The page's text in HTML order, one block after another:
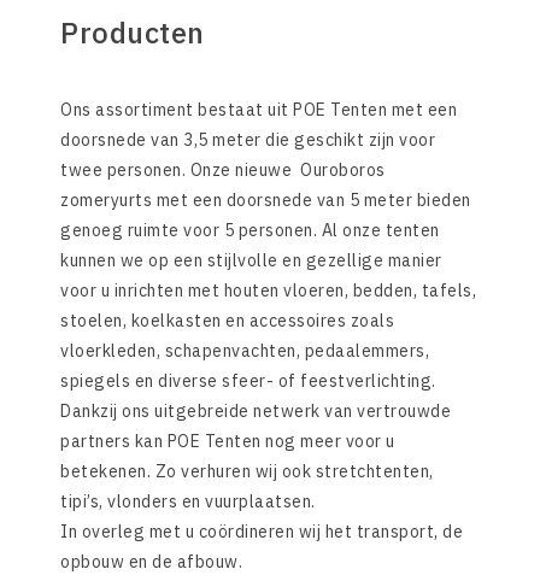
Producten
Ons assortiment bestaat uit POE Tenten met een
doorsnede van 3,5 meter die geschikt zijn voor
twee personen. Onze nieuwe Ouroboros
zomeryurts met een doorsnede van 5 meter bieden
genoeg ruimte voor 5 personen. Al onze tenten
kunnen we op een stijlvolle en gezellige manier
voor u inrichten met houten vloeren, bedden, tafels,
stoelen, koelkasten en accessoires zoals
vloerkleden, schapenvachten, pedaalemmers,
spiegels en diverse sfeer- of feestverlichting.
Dankzij ons uitgebreide netwerk van vertrouwde
partners kan POE Tenten nog meer voor u
betekenen. Zo verhuren wij ook stretchtenten,
tipi’s, vlonders en vuurplaatsen.
In overleg met u coördineren wij het transport, de
opbouw en de afbouw.